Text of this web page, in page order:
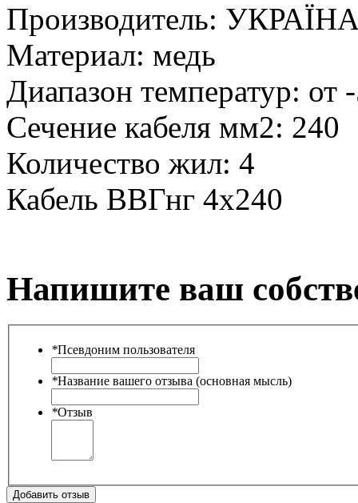
Производитель:
Материал: медь
Диапазон температур: от
Сечение кабеля мм2: 240
Количество жил: 4
Кабель ВВГнг 4х240
Напишите ваш
*Псевдоним пользователя
*Название вашего отзыва (основная мысль)
*Отзыв
Добавить отзыв